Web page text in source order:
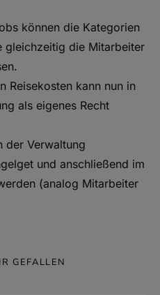
können die Kategorien
gleichzeitig die Mitarbeiter
Reisekosten kann nun in
als eigenes Recht
der Verwaltung
und anschließend im
(analog Mitarbeiter
GEFALLEN